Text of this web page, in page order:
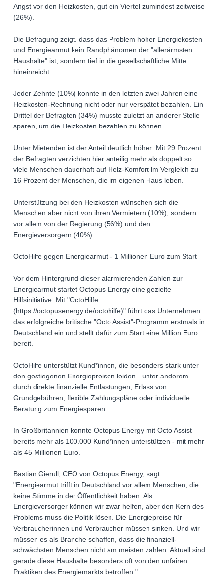
Angst vor den Heizkosten, gut ein Viertel zumindest zeitweise
(26%).
Die Befragung zeigt, dass das Problem hoher Energiekosten
und Energiearmut kein Randphänomen der "allerärmsten
Haushalte" ist, sondern tief in die gesellschaftliche Mitte
hineinreicht.
Jeder Zehnte (10%) konnte in den letzten zwei Jahren eine
Heizkosten-Rechnung nicht oder nur verspätet bezahlen. Ein
Drittel der Befragten (34%) musste zuletzt an anderer Stelle
sparen, um die Heizkosten bezahlen zu können.
Unter Mietenden ist der Anteil deutlich höher: Mit 29 Prozent
der Befragten verzichten hier anteilig mehr als doppelt so
viele Menschen dauerhaft auf Heiz-Komfort im Vergleich zu
16 Prozent der Menschen, die im eigenen Haus leben.
Unterstützung bei den Heizkosten wünschen sich die
Menschen aber nicht von ihren Vermietern (10%), sondern
vor allem von der Regierung (56%) und den
Energieversorgern (40%).
OctoHilfe gegen Energiearmut - 1 Millionen Euro zum Start
Vor dem Hintergrund dieser alarmierenden Zahlen zur
Energiearmut startet Octopus Energy eine gezielte
Hilfsinitiative. Mit "OctoHilfe
(https://octopusenergy.de/octohilfe)" führt das Unternehmen
das erfolgreiche britische "Octo Assist"-Programm erstmals in
Deutschland ein und stellt dafür zum Start eine Million Euro
bereit.
OctoHilfe unterstützt Kund*innen, die besonders stark unter
den gestiegenen Energiepreisen leiden - unter anderem
durch direkte finanzielle Entlastungen, Erlass von
Grundgebühren, flexible Zahlungspläne oder individuelle
Beratung zum Energiesparen.
In Großbritannien konnte Octopus Energy mit Octo Assist
bereits mehr als 100.000 Kund*innen unterstützen - mit mehr
als 45 Millionen Euro.
Bastian Gierull, CEO von Octopus Energy, sagt:
"Energiearmut trifft in Deutschland vor allem Menschen, die
keine Stimme in der Öffentlichkeit haben. Als
Energieversorger können wir zwar helfen, aber den Kern des
Problems muss die Politik lösen. Die Energiepreise für
Verbraucherinnen und Verbraucher müssen sinken. Und wir
müssen es als Branche schaffen, dass die finanziell-
schwächsten Menschen nicht am meisten zahlen. Aktuell sind
gerade diese Haushalte besonders oft von den unfairen
Praktiken des Energiemarkts betroffen."